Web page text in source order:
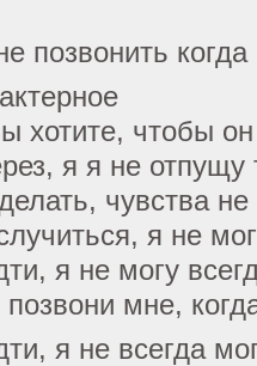
позвонить
хотите, чтобы он
я я не отпущу
чувства
я не
я не могу
мне,
я не всегда